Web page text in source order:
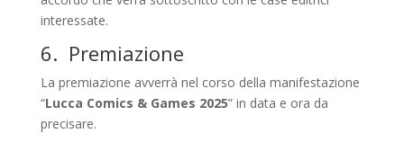
interessate.
6. Premiazione
La premiazione avverrà nel corso della manifestazione
“Lucca Comics & Games 2025” in data e ora da
precisare.